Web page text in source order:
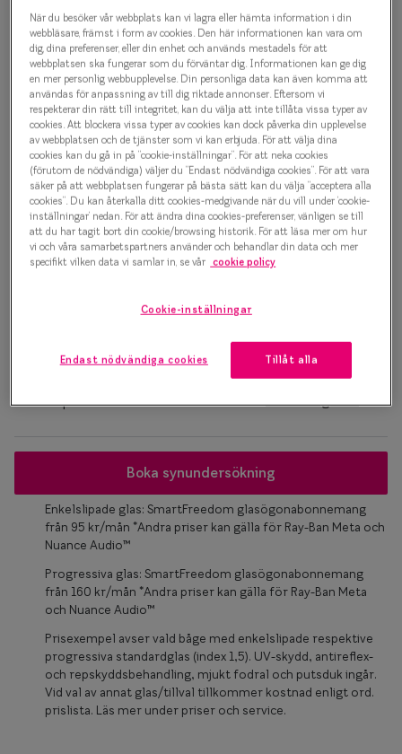
Taberg
Trender
Junior 0IY1340 C01
Glasögonbåge
500 kr
Välj färg:
Grön
Upp till 119 mm
Osäker på vilken storlek du har? Se vår Storleksguide
Boka synundersökning
Enkelslipade glas: SmartFreedom glasögonabonnemang
från 95 kr/mån *Andra priser kan gälla för Ray-Ban Meta och
Nuance Audio™
Progressiva glas: SmartFreedom glasögonabonnemang
från 160 kr/mån *Andra priser kan gälla för Ray-Ban Meta
och Nuance Audio™
Prisexempel avser vald båge med enkelslipade respektive
progressiva standardglas (index 1,5). UV-skydd, antireflex-
och repskyddsbehandling, mjukt fodral och putsduk ingår.
Vid val av annat glas/tillval tillkommer kostnad enligt ord.
prislista. Läs mer under priser och service.
När du besöker vår webbplats kan vi lagra eller hämta information i din
webbläsare, främst i form av cookies. Den här informationen kan vara om
dig, dina preferenser, eller din enhet och används mestadels för att
webbplatsen ska fungerar som du förväntar dig. Informationen kan ge dig
en mer personlig webbupplevelse. Din personliga data kan även komma att
användas för anpassning av till dig riktade annonser. Eftersom vi
respekterar din rätt till integritet, kan du välja att inte tillåta vissa typer av
cookies. Att blockera vissa typer av cookies kan dock påverka din upplevelse
av webbplatsen och de tjänster som vi kan erbjuda. För att välja dina
cookies kan du gå in på ”cookie-inställningar”. För att neka cookies
(förutom de nödvändiga) väljer du ”Endast nödvändiga cookies”. För att vara
säker på att webbplatsen fungerar på bästa sätt kan du välja ”acceptera alla
cookies”. Du kan återkalla ditt cookies-medgivande när du vill under ’cookie-
inställningar’ nedan. För att ändra dina cookies-preferenser, vänligen se till
att du har tagit bort din cookie/browsing historik. För att läsa mer om hur
vi och våra samarbetspartners använder och behandlar din data och mer
specifikt vilken data vi samlar in, se vår cookie policy
Cookie-inställningar
Endast nödvändiga cookies Tillåt alla